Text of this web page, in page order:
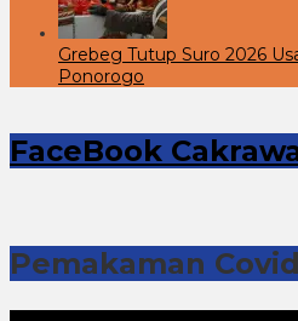
Grebeg Tutup Suro 2026
Ponorogo
FaceBook
Pemakaman